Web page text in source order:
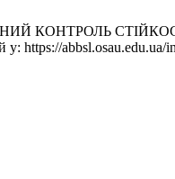
КОНТРОЛЬ
https://